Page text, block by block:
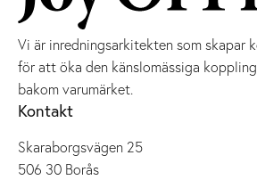
Vi är inredningsarkitekten som skapar
för att öka den känslomässiga
bakom varumärket.
Kontakt
Skaraborgsvägen 25
506 30 Borås